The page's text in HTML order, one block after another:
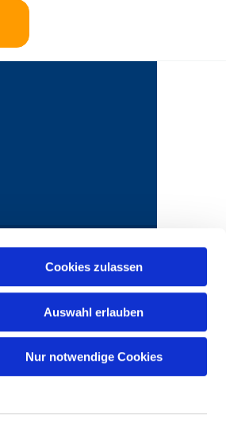
Cookies zulassen
Auswahl erlauben
Nur notwendige Cookies